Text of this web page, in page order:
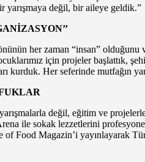
yarışmaya değil, bir aileye geldik.”
her zaman “insan”
için projeler başlattık,
kurduk. Her seferinde mutfağın
değil, eğitim ve
ile sokak lezzetlerini
of Food Magazin’i yayınlayarak